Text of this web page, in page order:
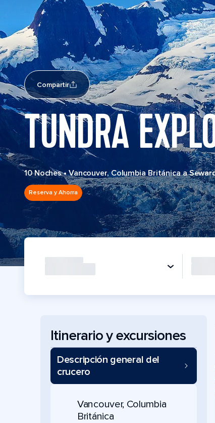
Compartir
TUNDRA
10 Noches•Vancouver, Columbia Británica a
Reserva y Ahorra
Itinerario y excursiones
Descripción general del
crucero
Vancouver, Columbia
Británica